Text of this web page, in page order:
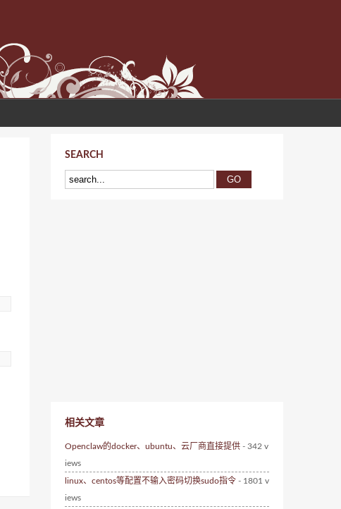
SEARCH
相关文章
Openclaw的docker、ubuntu、云厂商直接提供 - 342 v
iews
linux、centos等配置不输入密码切换sudo指令 - 1801 v
iews